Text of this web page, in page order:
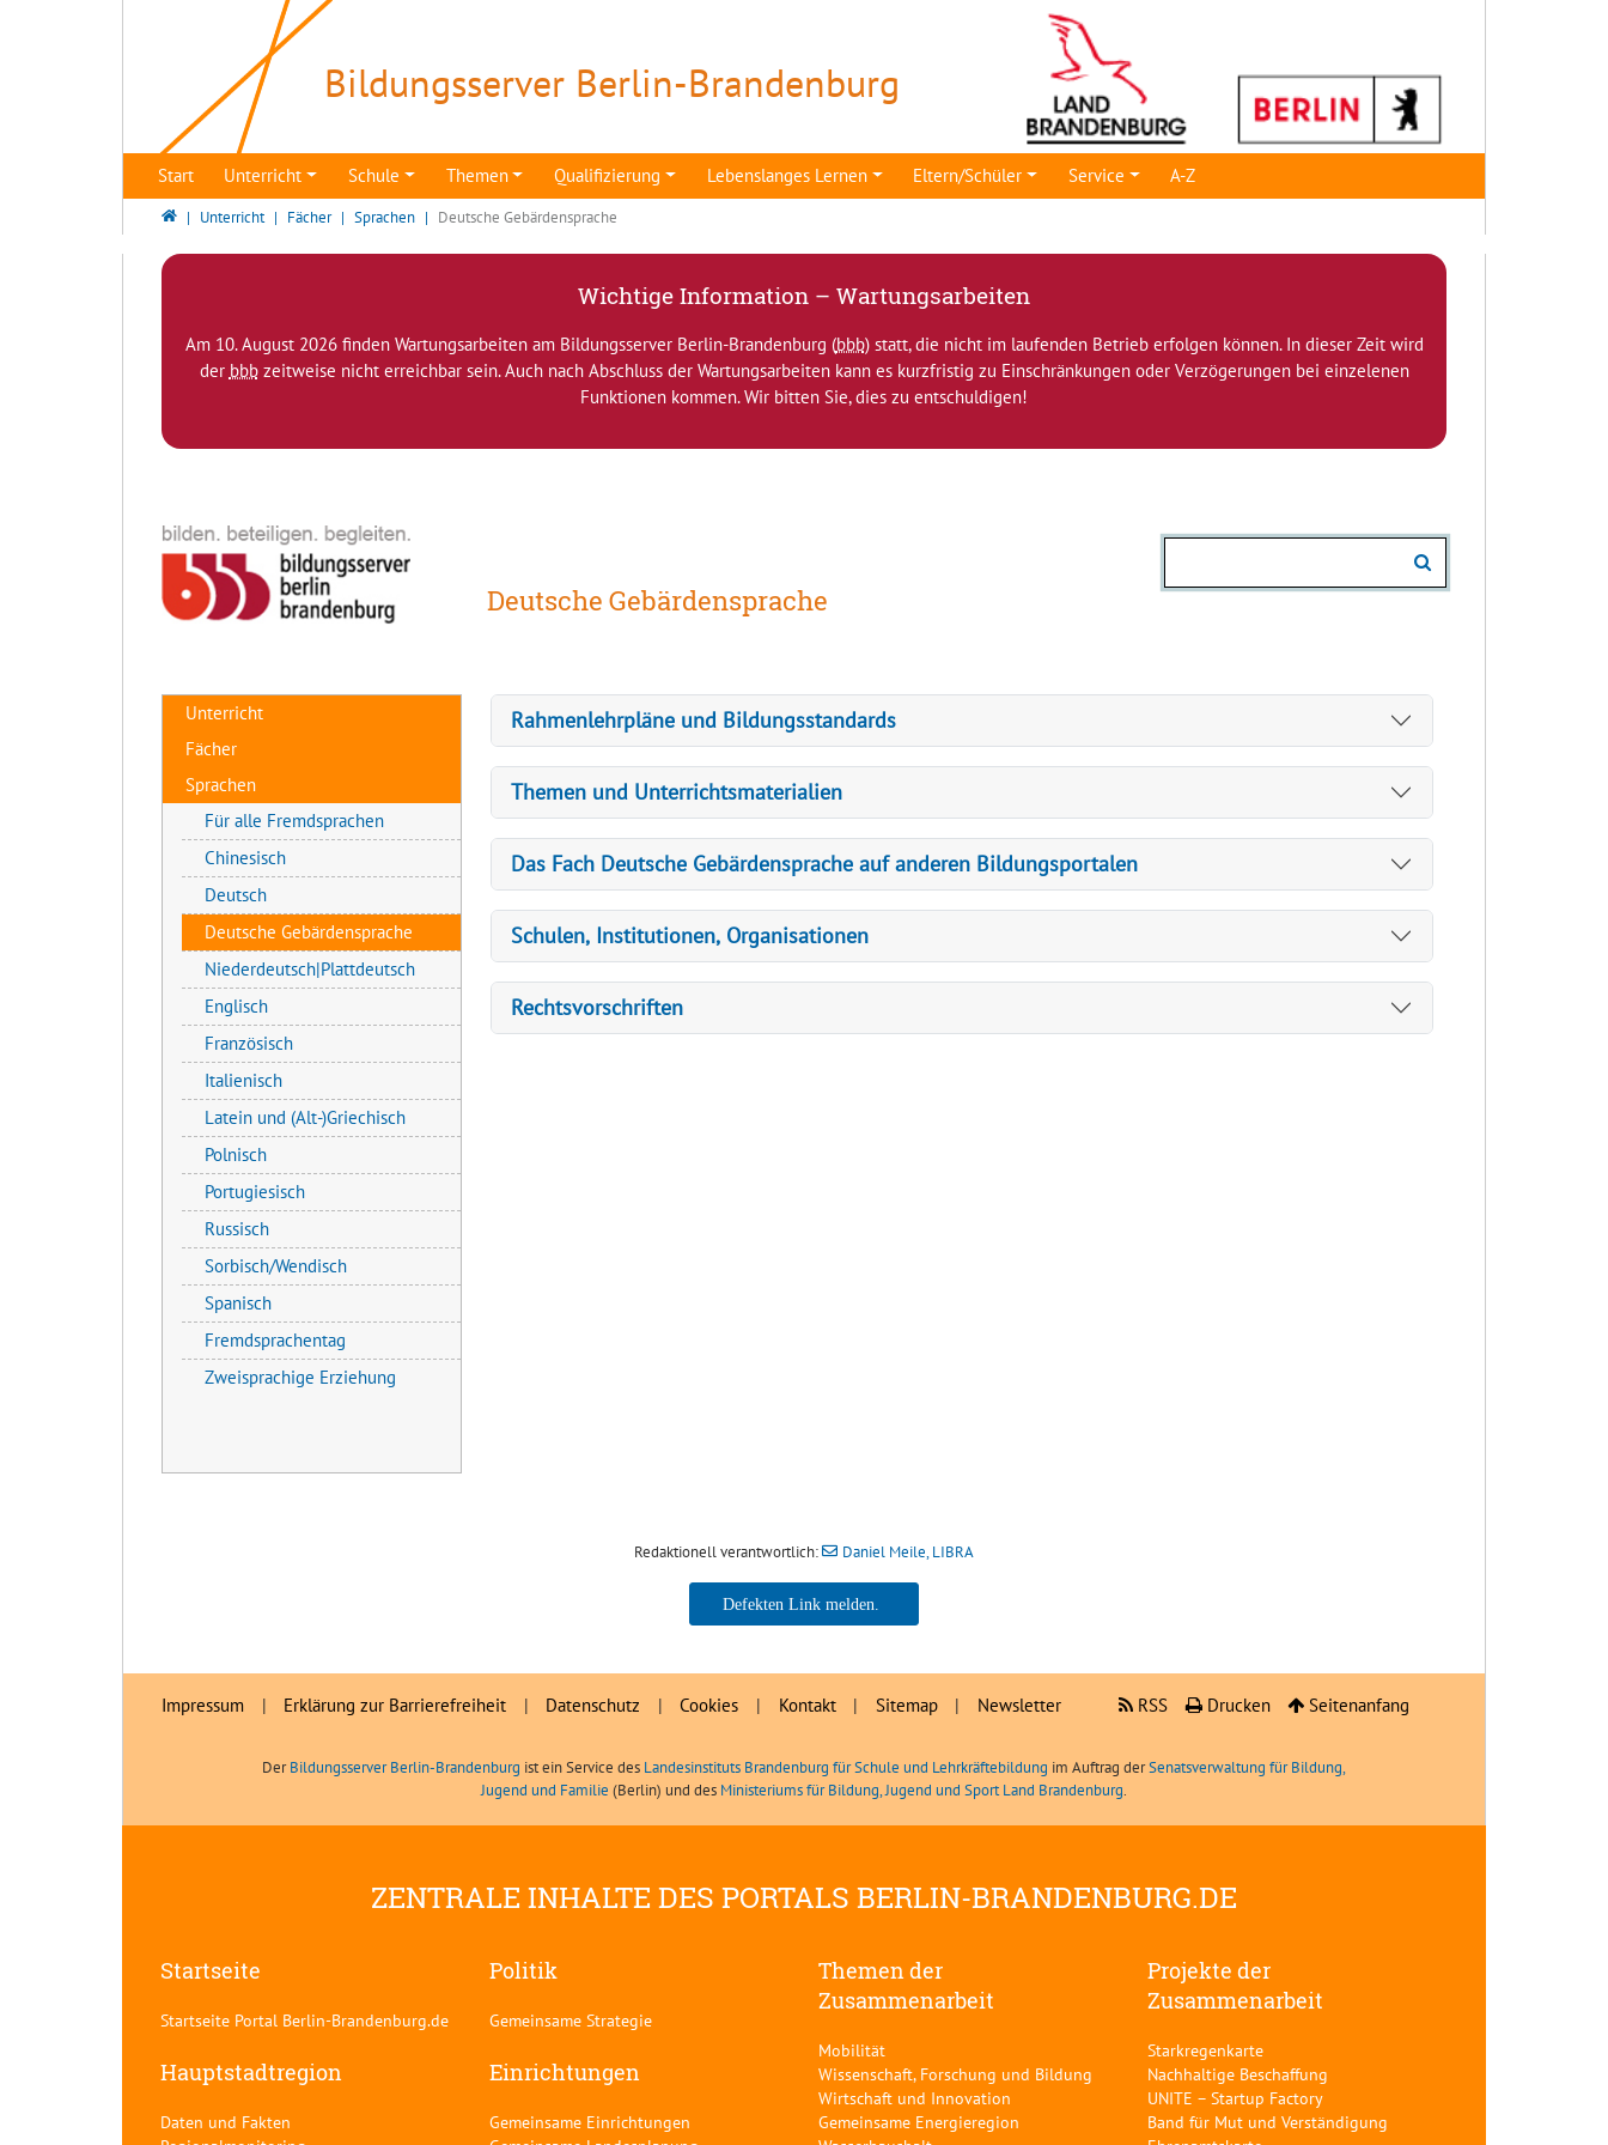
Bildungsserver Berlin-Brandenburg
Start Unterricht Schule Themen Qualifizierung Lebenslanges Lernen Eltern/Schüler Service A-Z
Bildungsserver Berlin - Brandenburg
Unterricht Fächer Sprachen Deutsche Gebärdensprache
Wichtige Information – Wartungsarbeiten
Am 10. August 2026 finden Wartungsarbeiten am Bildungsserver Berlin-Brandenburg (bbb) statt, die nicht im laufenden Betrieb erfolgen können. In dieser Zeit wird
der bbbzeitweise nicht erreichbar sein. Auch nach Abschluss der Wartungsarbeiten kann es kurzfristig zu Einschränkungen oder Verzögerungen bei einzelenen
Funktionen kommen. Wir bitten Sie, dies zu entschuldigen!
Deutsche Gebärdensprache
Rahmenlehrpläne und Bildungsstandards
Themen und Unterrichtsmaterialien
Das Fach Deutsche Gebärdensprache auf anderen Bildungsportalen
Schulen, Institutionen, Organisationen
Rechtsvorschriften
Unterricht
Fächer
Sprachen
Für alle Fremdsprachen
Chinesisch
Deutsch
Deutsche Gebärdensprache
Niederdeutsch|Plattdeutsch
Englisch
Französisch
Italienisch
Latein und (Alt-)Griechisch
Polnisch
Portugiesisch
Russisch
Sorbisch/Wendisch
Spanisch
Fremdsprachentag
Zweisprachige Erziehung
Redaktionell verantwortlich: Daniel Meile, LIBRA
Daniel Meile, LIBRA
Impressum | Erklärung zur Barrierefreiheit | Datenschutz | Cookies | Kontakt | Sitemap | Newsletter RSS Drucken Seitenanfang
DerBildungsserver Berlin-Brandenburg ist ein Service des Landesinstituts Brandenburg für Schule und Lehrkräftebildung im Auftrag derSenatsverwaltung für Bildung,
Jugend und Familie (Berlin) und des Ministeriums für Bildung, Jugend und Sport Land Brandenburg.
ZENTRALE INHALTE DES PORTALS BERLIN-BRANDENBURG.DE
Startseite
Startseite Portal Berlin-Brandenburg.de
Hauptstadtregion
Daten und Fakten
Politik
Gemeinsame Strategie
Einrichtungen
Gemeinsame Einrichtungen
Themen der
Zusammenarbeit
Mobilität
Wissenschaft, Forschung und Bildung
Wirtschaft und Innovation
Gemeinsame Energieregion
Projekte der
Zusammenarbeit
Starkregenkarte
Nachhaltige Beschaffung
UNITE – Startup Factory
Band für Mut und Verständigung